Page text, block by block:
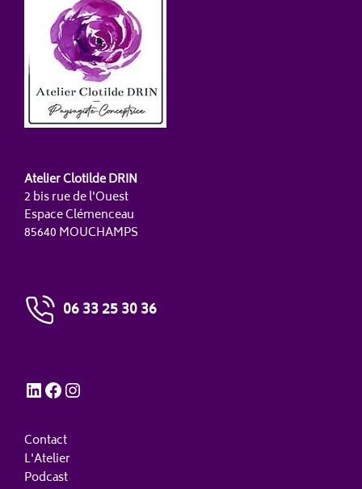
Atelier Clotilde DRIN
2 bis rue de l'Ouest
Espace Clémenceau
85640 MOUCHAMPS
06 33 25 30 36
LinkedIn
Facebook
Instagram
Contact
L'Atelier
Podcast